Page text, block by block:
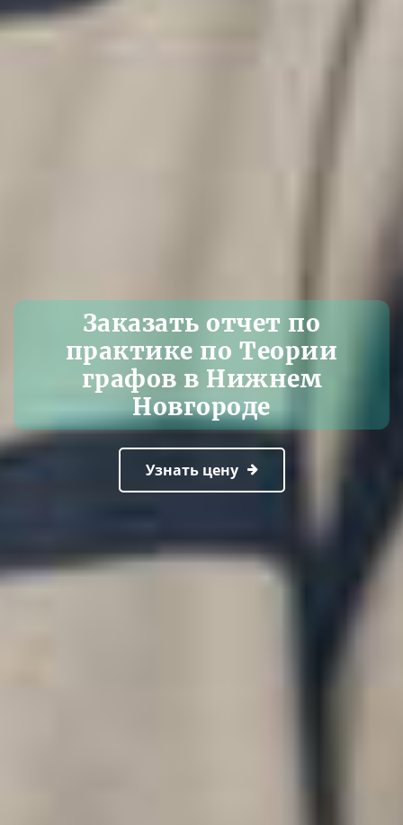
Заказать отчет по
практике по Теории
графов в Нижнем
Новгороде
Узнать цену